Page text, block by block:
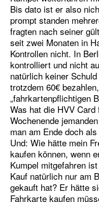
Bis dato ist er also
prompt standen
fragten nach seiner
seit zwei Monaten in
Kontrollen nicht. In
kontrolliert und nicht
natürlich keiner
trotzdem 60€
„fahrkartenpflichtigen
Was hat die HVV
Wochenende
man am Ende doch
Und: Wie hätte mein
kaufen können, wenn
Kumpel mitgefahren
Kauf natürlich nur am
gekauft hat? Er hätte
Fahrkarte kaufen